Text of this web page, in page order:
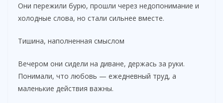
Они пережили бурю, прошли через недопонимание и
холодные слова, но стали сильнее вместе.
Тишина, наполненная смыслом
Вечером они сидели на диване, держась за руки.
Понимали, что любовь — ежедневный труд, а
маленькие действия важны.